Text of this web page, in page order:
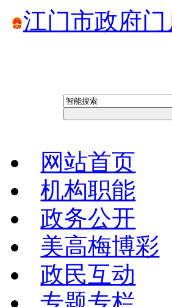
江门市政府门
网站首页
机构职能
政务公开
美高梅博彩
政民互动